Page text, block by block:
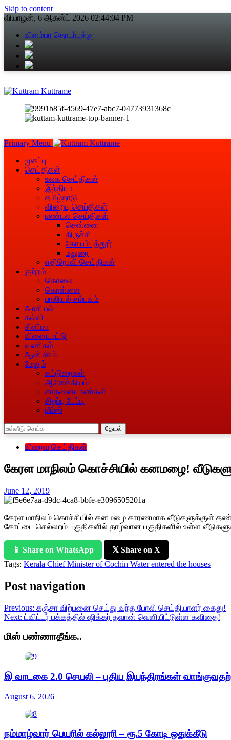
Skip to content
வியாழன், 6 ஆகஸ்ட் 2026 02:44:05 PM
விளம்பர தொடர்புக்கு
Primary Menu
முகப்பு
செய்திகள்
உலக செய்திகள்
இந்தியா
தமிழ்நாடு
விரைவு செய்திகள்
மண்டல செய்திகள்
சென்னை
திருச்சி
கோயம்புத்தூர்
மதுரை
எதிரொலி செய்திகள்
குற்றம்
கொலை
கொள்ளை
பாலியல் சம்பவம்
அரசியல்
கல்வி
சினிமா
விளையாட்டு
வணிகம்
ஆன்மீகம்
மேலும்
கட்டுரைகள்
ஆரோக்கியம்
சாதனையாளா்கள்
சிறப்பு பேட்டி
மீம்ஸ்
தேடல்
விரைவு செய்திகள்
கேரள மாநிலம் கொச்சியில் கனமழை!
June 12, 2019
கேரள மாநிலம் கொச்சியில் கனமழை காரணமாக வீடுகளுக்குள்
கோட்டை செல்லறம் பகுதிகளில் தாழ்வான பகுதிகளில் உள்ள
📱 Share on WhatsApp
𝕏 Share on X
Tags: Kerala Chief Minister of Cochin Water entered the houses
Post navigation
Previous: கஞ்சா விற்பனை செய்து வந்த போலி செய்தியாளர் கைது!
Next: ட்விட்டர் பக்கத்தில் ஷிக்கர் தவான் வெளியிட்டுள்ள கவிதை!
மிஸ் பண்ணாதீங்க..
இ வாடகை 2.0 செயலி – புதிய இயந்திரங்கள்
August 6, 2026
நம்மாழ்வார் பெயரில் கல்லூரி – ரூ.5 கோடி ஒதுக்கீடு